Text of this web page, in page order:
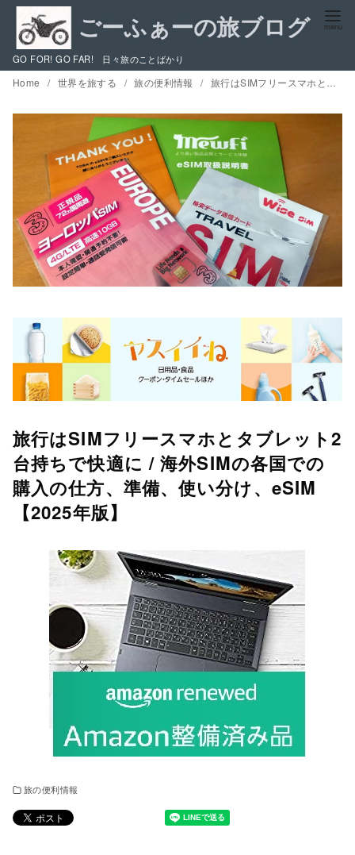
ン
GO FOR! GO FAR! 日々旅のことばかり
Home 世界を旅する 旅の便利情報 旅行はSIMフリースマホとタブレット2台持ちで快適に / 海外SIMの各国での購入の仕方、準備、使い分け、eSIM 【2025年版】
旅行はSIMフリースマホとタブレット2
台持ちで快適に / 海外SIMの各国での
購入の仕方、準備、使い分け、eSIM
【2025年版】
旅の便利情報